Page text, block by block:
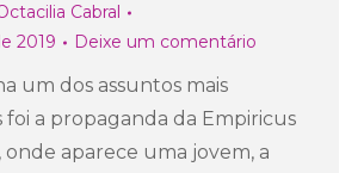
Cabral
2019
Deixe um comentário
um dos assuntos mais
foi a propaganda da Empiricus
aparece uma jovem, a